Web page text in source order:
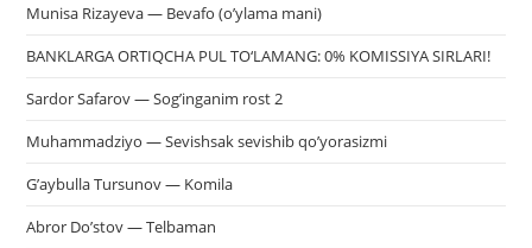
Munisa Rizayeva — Bevafo (o’ylama mani)
BANKLARGA ORTIQCHA PUL TO‘LAMANG: 0% KOMISSIYA SIRLARI!
Sardor Safarov — Sog’inganim rost 2
Muhammadziyo — Sevishsak sevishib qo’yorasizmi
G’aybulla Tursunov — Komila
Abror Do’stov — Telbaman